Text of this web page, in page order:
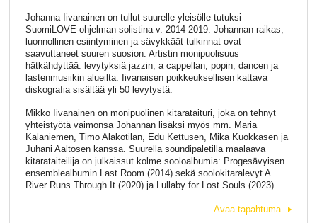
Johanna Iivanainen on tullut suurelle yleisölle tutuksi
SuomiLOVE-ohjelman solistina v. 2014-2019. Johannan raikas,
luonnollinen esiintyminen ja sävykkäät tulkinnat ovat
saavuttaneet suuren suosion. Artistin monipuolisuus
hätkähdyttää: levytyksiä jazzin, a cappellan, popin, dancen ja
lastenmusiikin alueilta. Iivanaisen poikkeuksellisen kattava
diskografia sisältää yli 50 levytystä.
Mikko Iivanainen on monipuolinen kitarataituri, joka on tehnyt
yhteistyötä vaimonsa Johannan lisäksi myös mm. Maria
Kalaniemen, Timo Alakotilan, Edu Kettusen, Mika Kuokkasen ja
Juhani Aaltosen kanssa. Suurella soundipaletilla maalaava
kitarataiteilija on julkaissut kolme sooloalbumia: Progesävyisen
ensemblealbumin Last Room (2014) sekä soolokitaralevyt A
River Runs Through It (2020) ja Lullaby for Lost Souls (2023).
Avaa tapahtuma